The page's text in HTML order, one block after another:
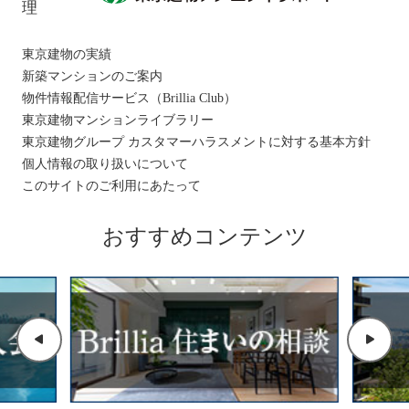
理
東京建物の実績
新築マンションのご案内
物件情報配信サービス（Brillia Club）
東京建物マンションライブラリー
東京建物グループ カスタマーハラスメントに対する基本方針
個人情報の取り扱いについて
このサイトのご利用にあたって
おすすめコンテンツ